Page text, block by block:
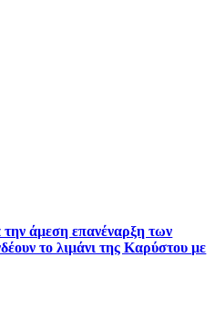
άμεση επανέναρξη των
το λιμάνι της Καρύστου με